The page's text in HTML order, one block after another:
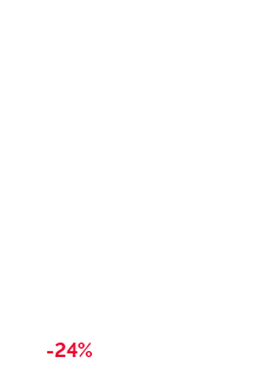
-24%